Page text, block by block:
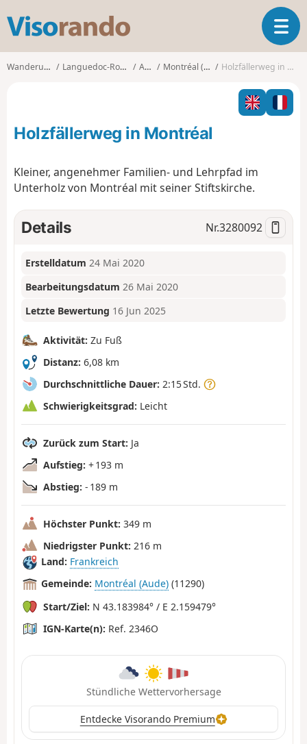
s
o
o
T
o
l
n
i
o
Wanderungen Languedoc-Roussillon Aude Montréal (Aude) Holzfällerweg in Montréal
Holzfällerweg in Montréal
Kleiner, angenehmer Familien- und Lehrpfad im
Unterholz von Montréal mit seiner Stiftskirche.
Details Nr.3280092
Erstelldatum 24 Mai 2020
Bearbeitungsdatum 26 Mai 2020
Letzte Bewertung 16 Jun 2025
Aktivität: Zu Fuß
Distanz: 6,08 km
Durchschnittliche Dauer: 2:15 Std.
Schwierigkeitsgrad: Leicht
Zurück zum Start: Ja
Aufstieg: + 193 m
Abstieg: - 189 m
Höchster Punkt: 349 m
Niedrigster Punkt: 216 m
Land: Frankreich
Gemeinde: Montréal (Aude) (11290)
Start/Ziel: N 43.183984° / E 2.159479°
IGN-Karte(n): Ref. 2346O
Stündliche Wettervorhersage
Entdecke Visorando Premium